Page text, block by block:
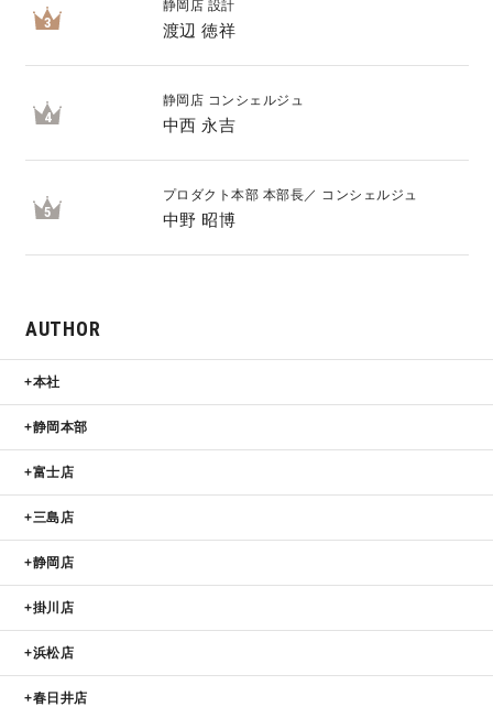
3
静岡店 設計
渡辺 徳祥
4
静岡店 コンシェルジュ
中西 永吉
5
プロダクト本部 本部長／ コンシェルジュ
中野 昭博
AUTHOR
本社
静岡本部
富士店
三島店
静岡店
掛川店
浜松店
春日井店